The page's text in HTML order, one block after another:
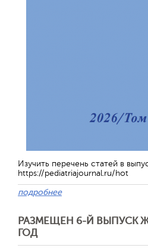
Изучить перечень статей в
https://pediatriajournal.ru/hot
подробнее
РАЗМЕЩЕН 6-Й ВЫПУСК
ГОД